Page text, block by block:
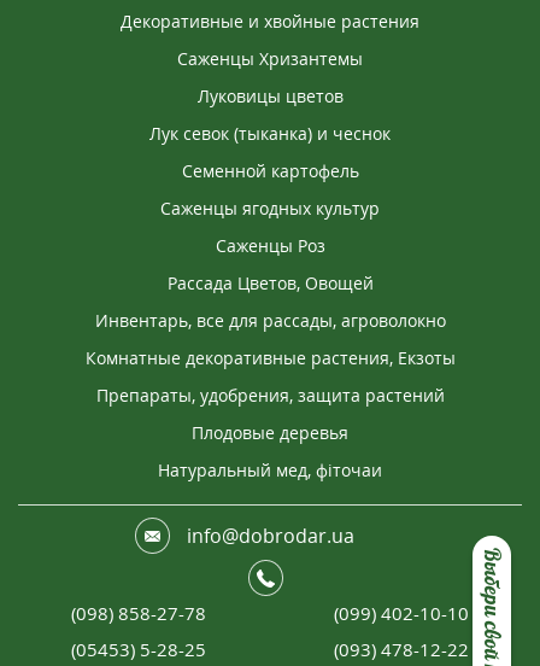
Декоративные и хвойные растения
Саженцы Хризантемы
Луковицы цветов
Лук севок (тыканка) и чеснок
Семенной картофель
Саженцы ягодных культур
Саженцы Роз
Рассада Цветов, Овощей
Инвентарь, все для рассады, агроволокно
Комнатные декоративные растения, Екзоты
Препараты, удобрения, защита растений
Плодовые деревья
Натуральный мед, фіточаи
info@dobrodar.ua
(098) 858-27-78
(099) 402-10-10
(05453) 5-28-25
(093) 478-12-22